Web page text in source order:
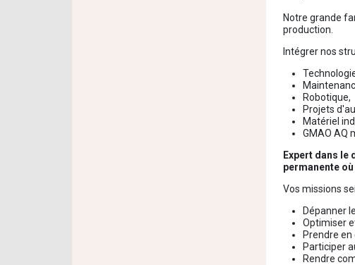
Notre grande
production.
Intégrer nos
Robotique,
Projets
Matériel
GMAO AQ
Expert dans le
permanente
Vos missions
Dépanner
Optimiser
Prendre
Participer
Rendre